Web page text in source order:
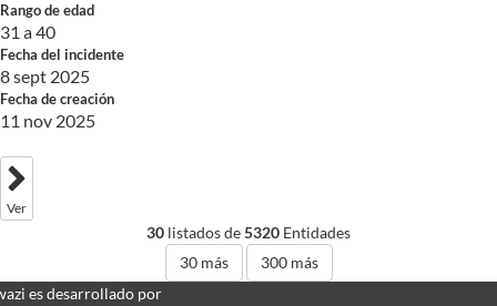
Rango de edad
31 a 40
Fecha del incidente
8 sept 2025
Fecha de creación
11 nov 2025
Ver
30 listados de5320 Entidades
30 más 300 más
es desarrollado por